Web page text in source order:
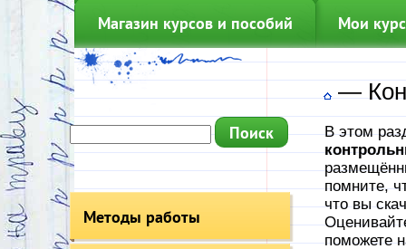
Магазин курсов и пособий Мои
Методы работы
—
В этом
помните,
что вы
поможете